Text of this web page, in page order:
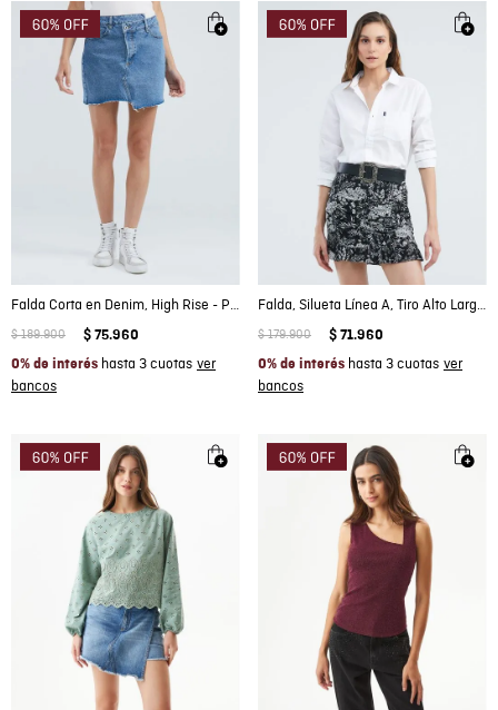
Falda Corta en Denim, High Rise - Pretina Cruzada Azul Medio
$ 189.900 $ 75.960
0% de interés hasta 3 cuotas
Falda, Silueta Línea A, Tiro Alto Largo Mini - Maxi Print Follaje
$ 179.900 $ 71.960
0% de interés hasta 3 cuotas